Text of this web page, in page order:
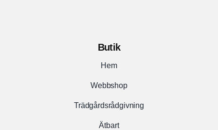
Butik
Hem
Webbshop
Trädgårdsrådgivning
Ätbart